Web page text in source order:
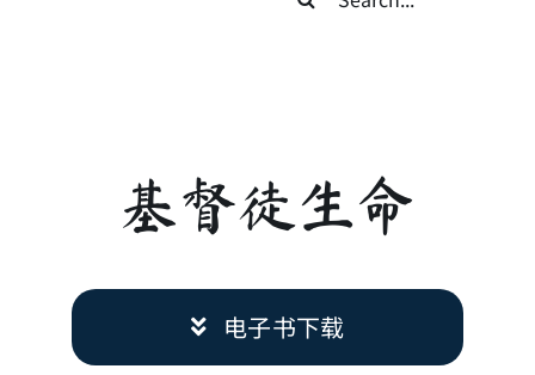
基督徒生命
神学概论
圣经解析
基督徒生命
电子书下载